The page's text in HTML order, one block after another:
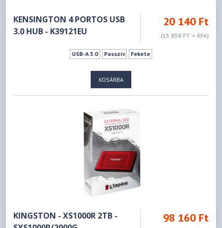
KENSINGTON 4 PORTOS USB
3.0 HUB - K39121EU
20 140 Ft
(15 858 FT + ÁFA)
USB-A 3.0 Passzív Fekete
KOSÁRBA
KINGSTON - XS1000R 2TB -
98 160 Ft